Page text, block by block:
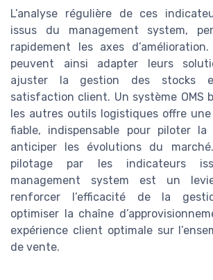
L’analyse régulière de ces
issus du management system,
rapidement les axes
peuvent ainsi adapter leurs
ajuster la gestion des stocks
satisfaction client. Un système OMS
les autres outils logistiques offre
fiable, indispensable pour piloter
anticiper les évolutions du
pilotage par les indicateurs
management system est un
renforcer l’efficacité de la
optimiser la chaîne
expérience client optimale sur
de vente.